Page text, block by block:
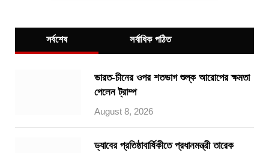
সর্বশেষ সর্বাধিক পঠিত
ভারত-চীনের ওপর শতভাগ শুল্ক আরোপের ক্ষমতা
পেলেন ট্রাম্প
August 8, 2026
ড্যাবের প্রতিষ্ঠাবার্ষিকীতে প্রধানমন্ত্রী তারেক